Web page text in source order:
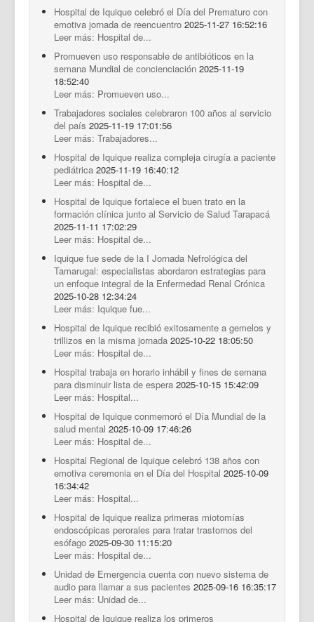
Hospital de Iquique celebró el Día del Prematuro con
emotiva jornada de reencuentro 2025-11-27 16:52:16
Leer más: Hospital de...
Promueven uso responsable de antibióticos en la
semana Mundial de concienciación 2025-11-19
18:52:40
Leer más: Promueven uso...
Trabajadores sociales celebraron 100 años al servicio
del país 2025-11-19 17:01:56
Leer más: Trabajadores...
Hospital de Iquique realiza compleja cirugía a paciente
pediátrica 2025-11-19 16:40:12
Leer más: Hospital de...
Hospital de Iquique fortalece el buen trato en la
formación clínica junto al Servicio de Salud Tarapacá
2025-11-11 17:02:29
Leer más: Hospital de...
Iquique fue sede de la I Jornada Nefrológica del
Tamarugal: especialistas abordaron estrategias para
un enfoque integral de la Enfermedad Renal Crónica
2025-10-28 12:34:24
Leer más: Iquique fue...
Hospital de Iquique recibió exitosamente a gemelos y
trillizos en la misma jornada 2025-10-22 18:05:50
Leer más: Hospital de...
Hospital trabaja en horario inhábil y fines de semana
para disminuir lista de espera 2025-10-15 15:42:09
Leer más: Hospital...
Hospital de Iquique conmemoró el Día Mundial de la
salud mental 2025-10-09 17:46:26
Leer más: Hospital de...
Hospital Regional de Iquique celebró 138 años con
emotiva ceremonia en el Día del Hospital 2025-10-09
16:34:42
Leer más: Hospital...
Hospital de Iquique realiza primeras miotomías
endoscópicas perorales para tratar trastornos del
esófago 2025-09-30 11:15:20
Leer más: Hospital de...
Unidad de Emergencia cuenta con nuevo sistema de
audio para llamar a sus pacientes 2025-09-16 16:35:17
Leer más: Unidad de...
Hospital de Iquique realiza los primeros